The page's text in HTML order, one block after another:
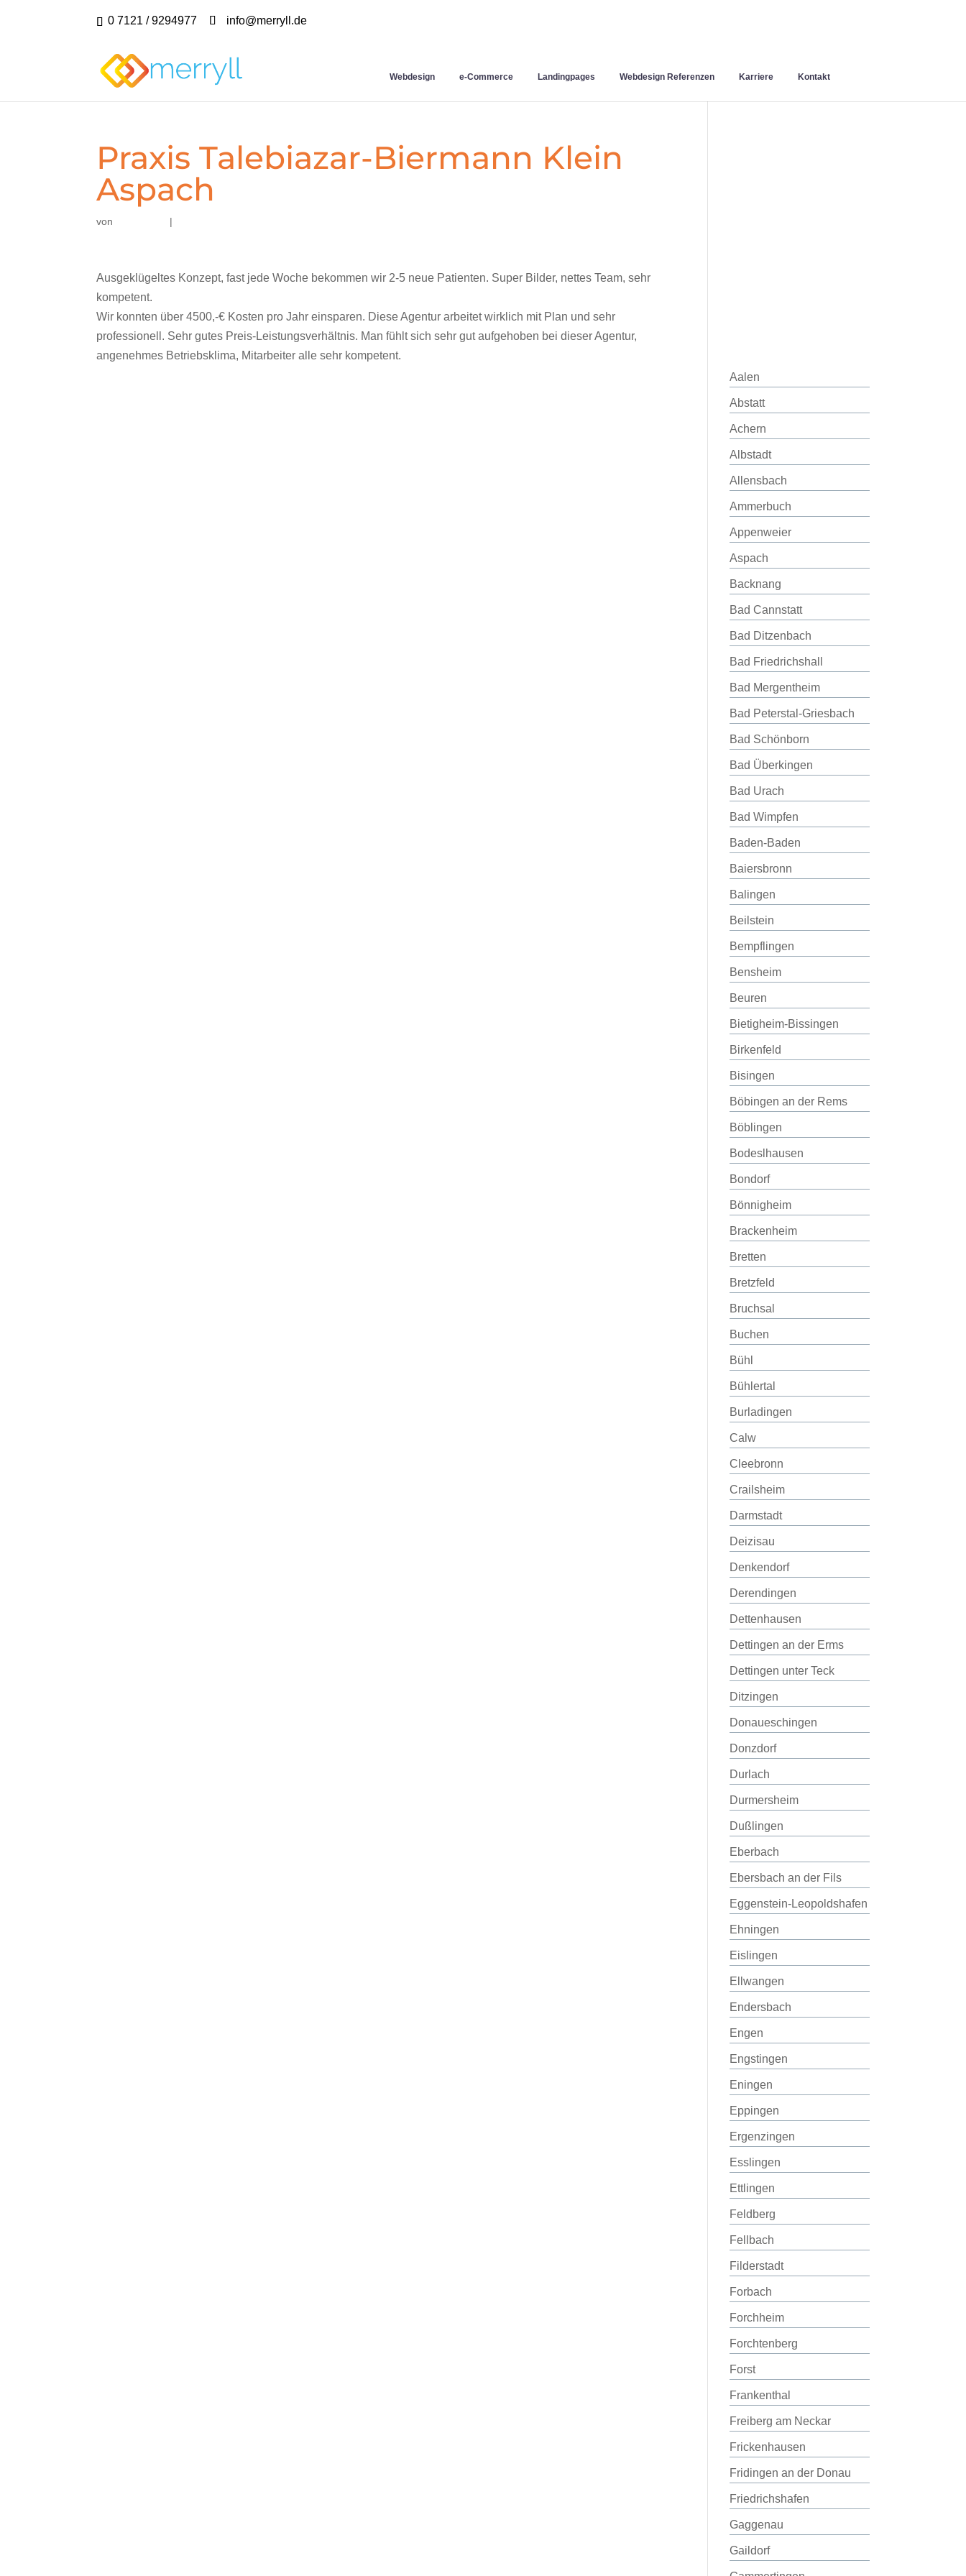
0 7121 / 9294977 info@merryll.de
Webdesign e-Commerce Landingpages Webdesign Referenzen Karriere Kontakt
Praxis Talebiazar-Biermann Klein
Aspach
von |
Ausgeklügeltes Konzept, fast jede Woche bekommen wir 2-5 neue Patienten. Super Bilder, nettes Team, sehr
kompetent.
Wir konnten über 4500,-€ Kosten pro Jahr einsparen. Diese Agentur arbeitet wirklich mit Plan und sehr
professionell. Sehr gutes Preis-Leistungsverhältnis. Man fühlt sich sehr gut aufgehoben bei dieser Agentur,
angenehmes Betriebsklima, Mitarbeiter alle sehr kompetent.
Aalen
Abstatt
Achern
Albstadt
Allensbach
Ammerbuch
Appenweier
Aspach
Backnang
Bad Cannstatt
Bad Ditzenbach
Bad Friedrichshall
Bad Mergentheim
Bad Peterstal-Griesbach
Bad Schönborn
Bad Überkingen
Bad Urach
Bad Wimpfen
Baden-Baden
Baiersbronn
Balingen
Beilstein
Bempflingen
Bensheim
Beuren
Bietigheim-Bissingen
Birkenfeld
Bisingen
Böbingen an der Rems
Böblingen
Bodeslhausen
Bondorf
Bönnigheim
Brackenheim
Bretten
Bretzfeld
Bruchsal
Buchen
Bühl
Bühlertal
Burladingen
Calw
Cleebronn
Crailsheim
Darmstadt
Deizisau
Denkendorf
Derendingen
Dettenhausen
Dettingen an der Erms
Dettingen unter Teck
Ditzingen
Donaueschingen
Donzdorf
Durlach
Durmersheim
Dußlingen
Eberbach
Ebersbach an der Fils
Eggenstein-Leopoldshafen
Ehningen
Eislingen
Ellwangen
Endersbach
Engen
Engstingen
Eningen
Eppingen
Ergenzingen
Esslingen
Ettlingen
Feldberg
Fellbach
Filderstadt
Forbach
Forchheim
Forchtenberg
Forst
Frankenthal
Freiberg am Neckar
Frickenhausen
Fridingen an der Donau
Friedrichshafen
Gaggenau
Gaildorf